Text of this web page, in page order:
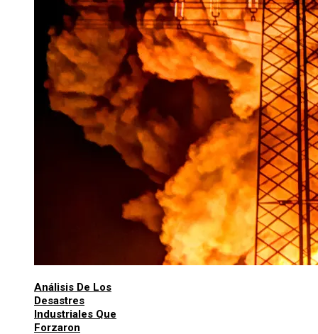
Análisis De Los
Desastres
Industriales Que
Forzaron